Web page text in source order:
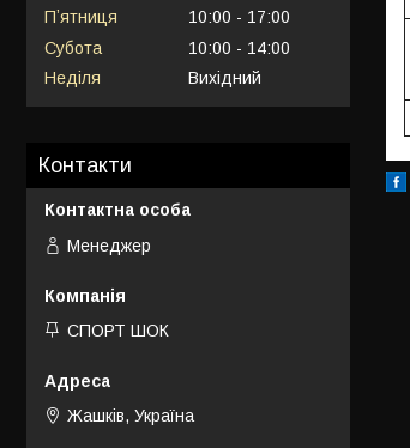
Пʼятниця
10:00
17:00
Субота
10:00
14:00
Неділя
Вихідний
Контакти
Менеджер
СПОРТ ШОК
Жашків, Україна